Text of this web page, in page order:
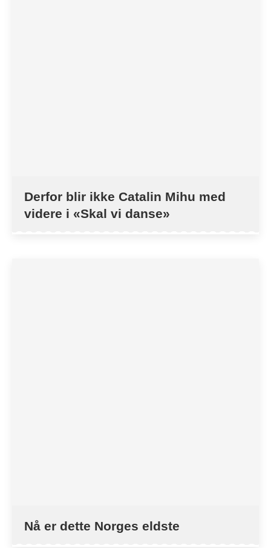
Derfor blir ikke Catalin Mihu med
videre i «Skal vi danse»
Nå er dette Norges eldste